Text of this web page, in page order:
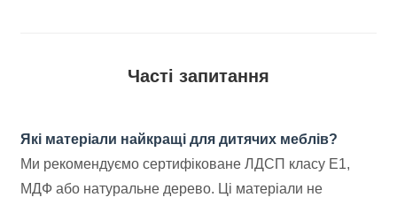
Часті запитання
Які матеріали найкращі для дитячих меблів?
Ми рекомендуємо сертифіковане ЛДСП класу Е1,
МДФ або натуральне дерево. Ці матеріали не